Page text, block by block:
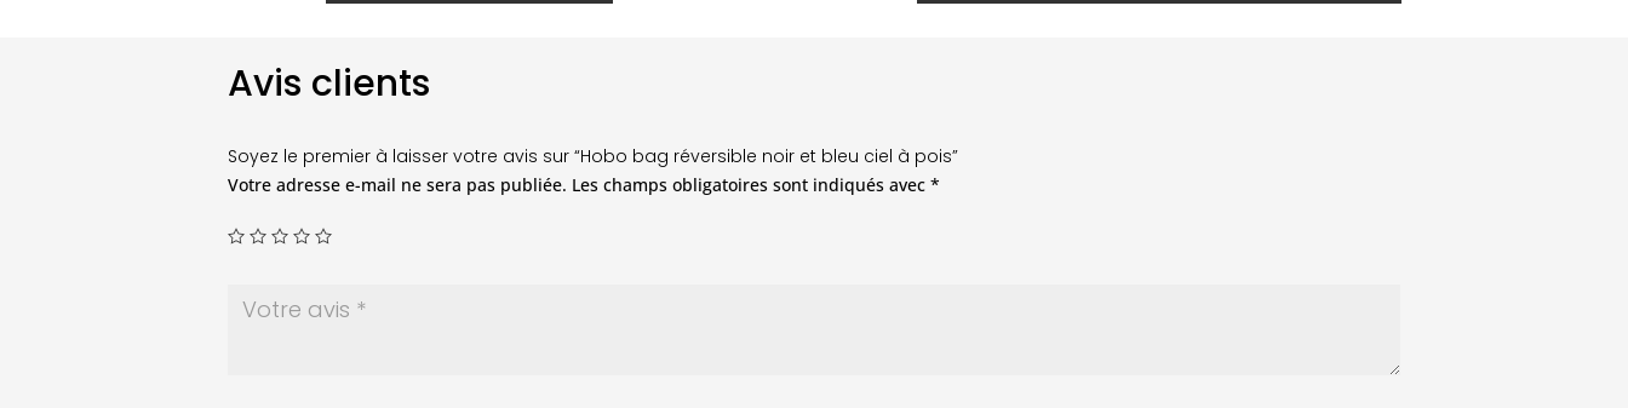
Avis clients
Soyez le premier à laisser votre avis sur “Hobo bag réversible noir et bleu ciel à pois”
Votre adresse e-mail ne sera pas publiée. Les champs obligatoires sont indiqués avec*